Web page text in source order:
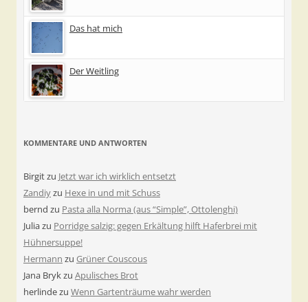
Das hat mich
Der Weitling
KOMMENTARE UND ANTWORTEN
Birgitzu Jetzt war ich wirklich entsetzt
Zandiyzu Hexe in und mit Schuss
bernd zu Pasta alla Norma (aus “Simple”, Ottolenghi)
Juliazu Porridge salzig: gegen Erkältung hilft Haferbrei mit
Hühnersuppe!
Hermann zu Grüner Couscous
Jana Brykzu Apulisches Brot
herlindezu Wenn Gartenträume wahr werden